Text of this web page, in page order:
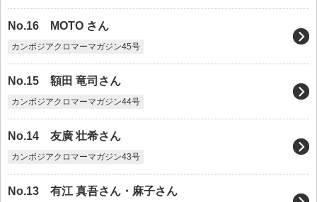
No.16 MOTO さん
カンボジアクロマーマガジン45号
No.15 額田 竜司さん
カンボジアクロマーマガジン44号
No.14 友廣 壮希さん
カンボジアクロマーマガジン43号
No.13 有江 真吾さん・麻子さん